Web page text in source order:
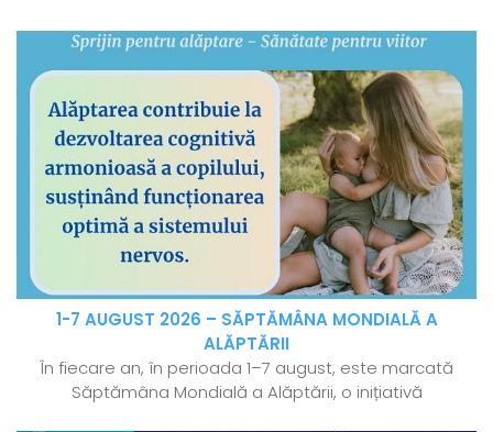
1-7 AUGUST 2026 – SĂPTĂMÂNA MONDIALĂ A
ALĂPTĂRII
În fiecare an, în perioada 1–7 august, este marcată
Săptămâna Mondială a Alăptării, o inițiativă